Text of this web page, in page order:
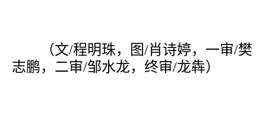
（文/程明珠，图/肖诗婷，一审/樊
志鹏，二审/邹水龙，终审/龙犇）